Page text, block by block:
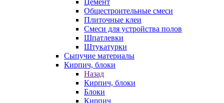
Цемент
Общестроительные смеси
Плиточные клеи
Смеси для устройства полов
Шпатлевки
Штукатурки
Сыпучие материалы
Кирпич, блоки
Назад
Кирпич, блоки
Блоки
Кирпич